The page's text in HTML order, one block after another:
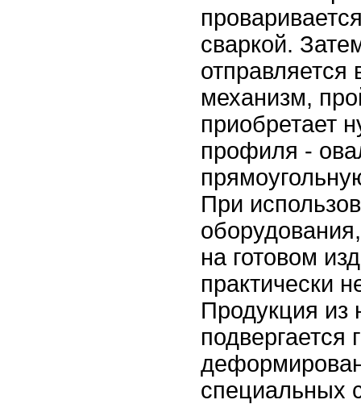
сваркой.
механизм,
приобретает
профиля -
При
на готовом
практически
Продукция
подвергается
специальных